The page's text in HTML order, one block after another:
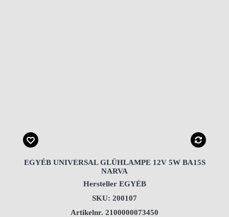
EGYÉB UNIVERSAL GLÜHLAMPE 12V 5W BA15S
NARVA
Hersteller EGYÉB
SKU: 200107
Artikelnr. 2100000073450